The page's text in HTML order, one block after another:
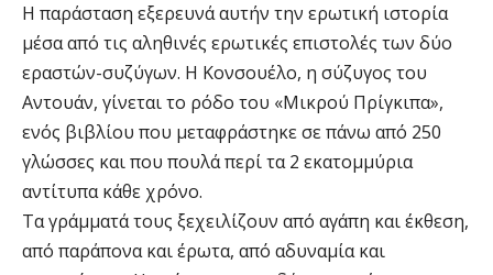
Η παράσταση εξερευνά αυτήν την ερωτική ιστορία
μέσα από τις αληθινές ερωτικές επιστολές των δύο
εραστών-συζύγων. Η Κονσουέλο, η σύζυγος του
Αντουάν, γίνεται το ρόδο του «Μικρού Πρίγκιπα»,
ενός βιβλίου που μεταφράστηκε σε πάνω από 250
γλώσσες και που πουλά περί τα 2 εκατομμύρια
αντίτυπα κάθε χρόνο.
Τα γράμματά τους ξεχειλίζουν από αγάπη και έκθεση,
από παράπονα και έρωτα, από αδυναμία και